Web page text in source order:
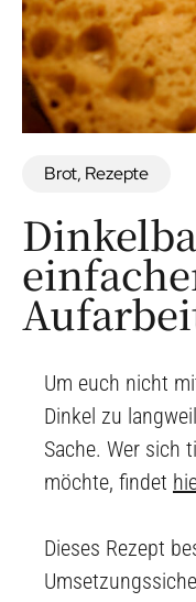
Brot, Rezepte
Um euch nicht
Dinkel zu
Sache. Wer sich
möchte, findet
Dieses Rezept